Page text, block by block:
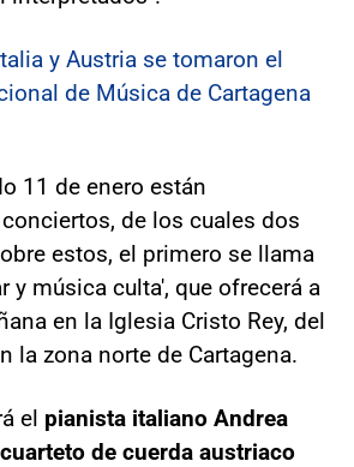
y Austria se tomaron el
de Música de Cartagena
11 de enero están
de los cuales dos
estos, el primero se llama
y música culta', que ofrecerá a
en la Iglesia Cristo Rey, del
la zona norte de Cartagena.
el pianista italiano Andrea
de cuerda austriaco